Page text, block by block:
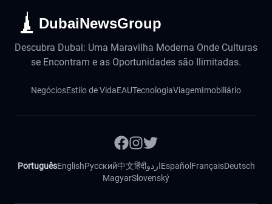
DubaiNewsGroup
Descubra Dubai: Uma Maravilha Moderna Onde Culturas
se Encontram e as Oportunidades são Ilimitadas.
NegóciosEstilo de VidaEAUTecnologiaViagemImobiliário
PortuguêsEnglishРусский中文हिंदीاردوEspañol FrançaisDeutsch
MagyarSlovenský